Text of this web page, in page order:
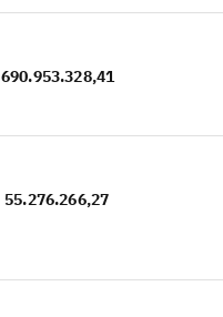
690.953.328,41
55.276.266,27